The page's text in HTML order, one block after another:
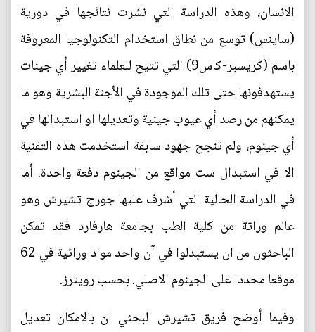
الانسان، وهذه الدراسة التي نشرت نتائجها في دورية
(ساينس) توسع من نطاق استخدام التكنولوجيا المعروفة
باسم (كريسبر-كاس9) التي تتيح للعلماء تغيير أي جينات
يستهدفونها حتى تلك الموجودة في الأجنة البشرية وهو ما
يمكنهم من رصد أي عيوب جينية وتعديلها او استبدالها في
أي جينوم، ولم تنجح جهود سابقة استخدمت هذه التقنية
الا في استبدال ست مواقع من الجينوم دفعة واحدة. أما
في الدراسة الحالية التي أشرف عليها جورج تشيرش وهو
عالم وراثة من كلية الطب بجامعة هارفارد فقد تمكن
الباحثون من ان يستبدلوا في آن واحد مواد وراثية في 62
موقعا محددا على الجينوم الاصلي. بحسب رويترز.
وفيما أوضح فريق تشيرش البحثي ان بالامكان تعديل